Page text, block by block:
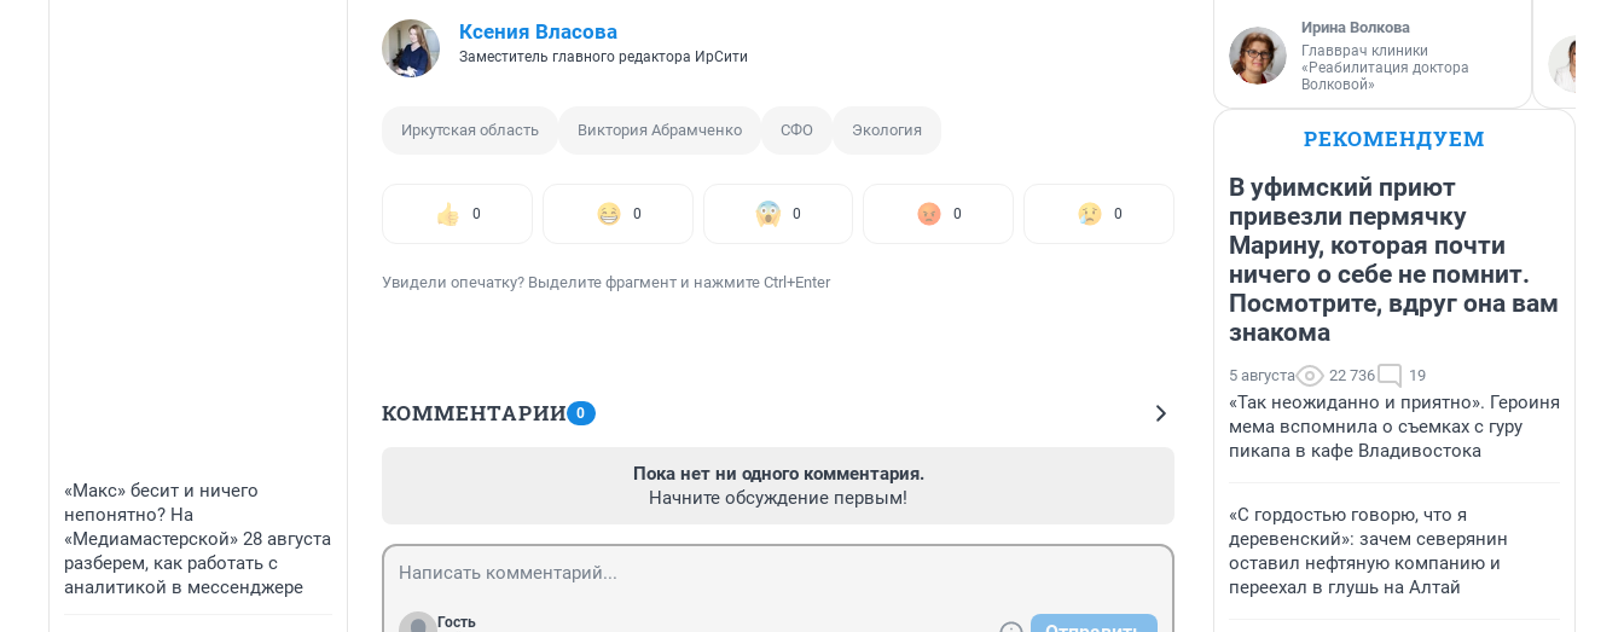
«Макс» бесит и ничего
непонятно? На
«Медиамастерской» 28 августа
разберем, как работать с
аналитикой в мессенджере
Ксения Власова
Заместитель главного редактора ИрСити
Иркутская область Виктория Абрамченко СФО Экология
0 0 0 0 0
Увидели опечатку? Выделите фрагмент и нажмите Ctrl+Enter
КОММЕНТАРИИ 0
Пока нет ни одного комментария.
Начните обсуждение первым!
Гость
Ирина Волкова
Главврач клиники
«Реабилитация доктора
Волковой»
РЕКОМЕНДУЕМ
В уфимский приют
привезли пермячку
Марину, которая почти
ничего о себе не помнит.
Посмотрите, вдруг она вам
знакома
5 августа 22 736 19
«Так неожиданно и приятно». Героиня
мема вспомнила о съемках с гуру
пикапа в кафе Владивостока
«С гордостью говорю, что я
деревенский»: зачем северянин
оставил нефтяную компанию и
переехал в глушь на Алтай